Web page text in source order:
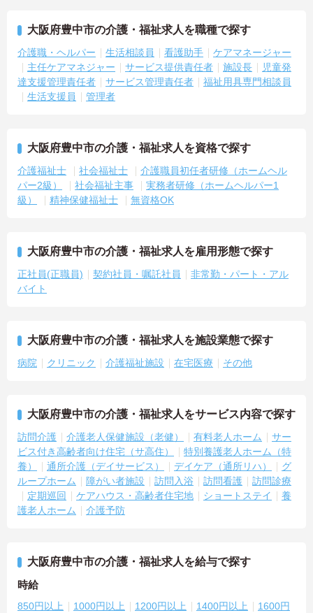
大阪府豊中市の介護・福祉求人を職種で探す
介護職・ヘルパー 生活相談員 看護助手
ケアマネージャー
主任ケアマネジャー
サービス提供責任者 施設長
児童発
達支援管理責任者
サービス管理責任者
福祉用具専門相談員
生活支援員
管理者
大阪府豊中市の介護・福祉求人を資格で探す
介護福祉士 社会福祉士
介護職員初任者研修（ホームヘル
パー2級）
社会福祉主事
実務者研修（ホームヘルパー1
級）
精神保健福祉士 無資格OK
大阪府豊中市の介護・福祉求人を雇用形態で探す
正社員(正職員) 契約社員・嘱託社員
非常勤・パート・アル
バイト
大阪府豊中市の介護・福祉求人を施設業態で探す
病院 クリニック 介護福祉施設 在宅医療 その他
大阪府豊中市の介護・福祉求人をサービス内容で探す
訪問介護 介護老人保健施設（老健） 有料老人ホーム
サー
ビス付き高齢者向け住宅（サ高住）
特別養護老人ホーム（特
養）
通所介護（デイサービス） デイケア（通所リハ）
グ
ループホーム
障がい者施設 訪問入浴 訪問看護
訪問診療
定期巡回
ケアハウス・高齢者住宅地 ショートステイ
養
護老人ホーム
介護予防
大阪府豊中市の介護・福祉求人を給与で探す
時給
850円以上 1000円以上 1200円以上 1400円以上
1600円